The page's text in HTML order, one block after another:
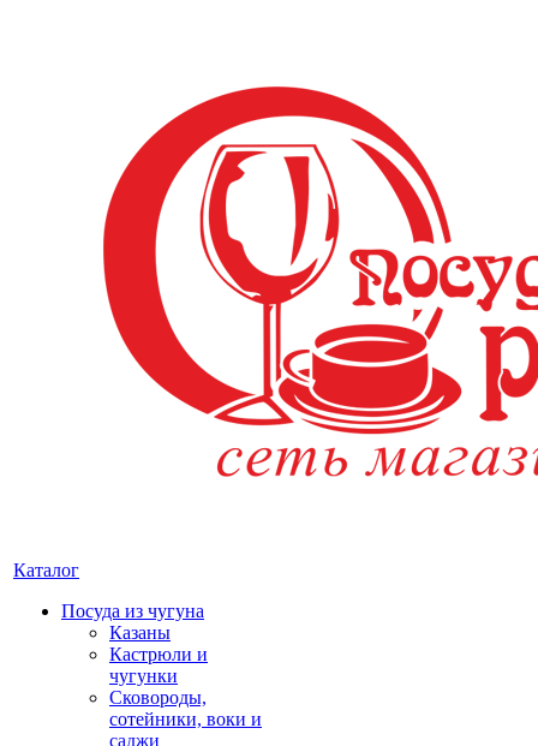
Каталог
Посуда из чугуна
Казаны
Кастрюли и
чугунки
Сковороды,
сотейники, воки и
саджи